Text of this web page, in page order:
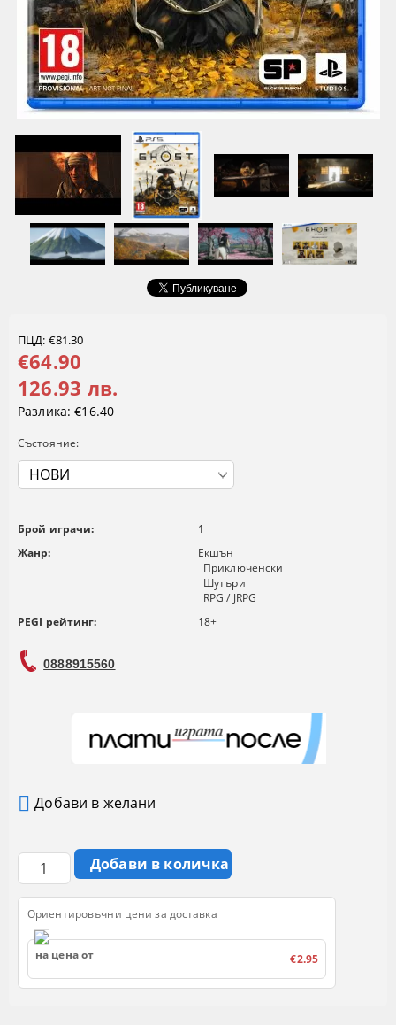
ПЦД: €81.30
€64.90
126.93 лв.
Разлика: €16.40
Състояние:
Брой играчи:
1
Жанр:
Екшън
Приключенски
Шутъри
RPG / JRPG
PEGI рейтинг:
18+
0888915560
Добави в желани
Ориентировъчни цени за доставка
на цена от €2.95